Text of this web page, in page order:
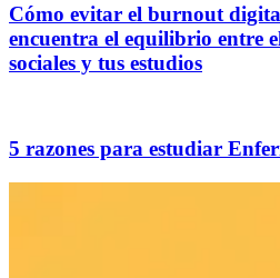
Cómo evitar el burnout
encuentra el equilibrio entre
sociales y tus estudios
5 razones para estudiar